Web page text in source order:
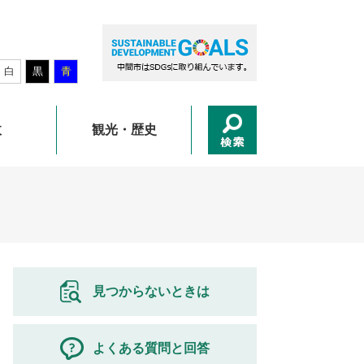
白 黒 青
観光・歴史
見つからないときは
よくある質問と回答